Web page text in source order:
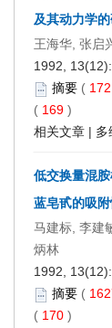
及其动力学
王海华, 张启
1992,
摘要 (
( 169 )
相关文章 | 多
低交换量混
蓝皂甙的吸
马建标, 李建
炳林
1992,
摘要 (
( 170 )